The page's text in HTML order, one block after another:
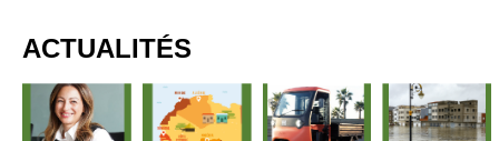
ACTUALITÉS